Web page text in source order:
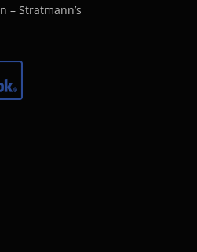
– Stratmann’s